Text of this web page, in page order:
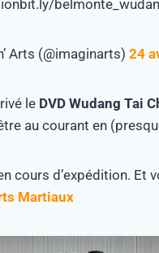
Arts (@imaginarts) 24
le DVD Wudang Tai
au courant en
cours d’expédition. Et
Martiaux